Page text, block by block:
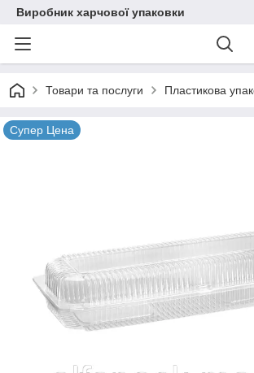
Виробник харчової упаковки
Товари та послуги Пластикова
Супер Цена